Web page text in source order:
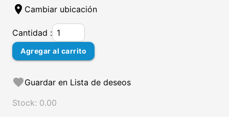
location_on Cambiar ubicación
Cantidad :
Agregar al carrito
favoriteGuardar en Lista de deseos
Stock: 0.00